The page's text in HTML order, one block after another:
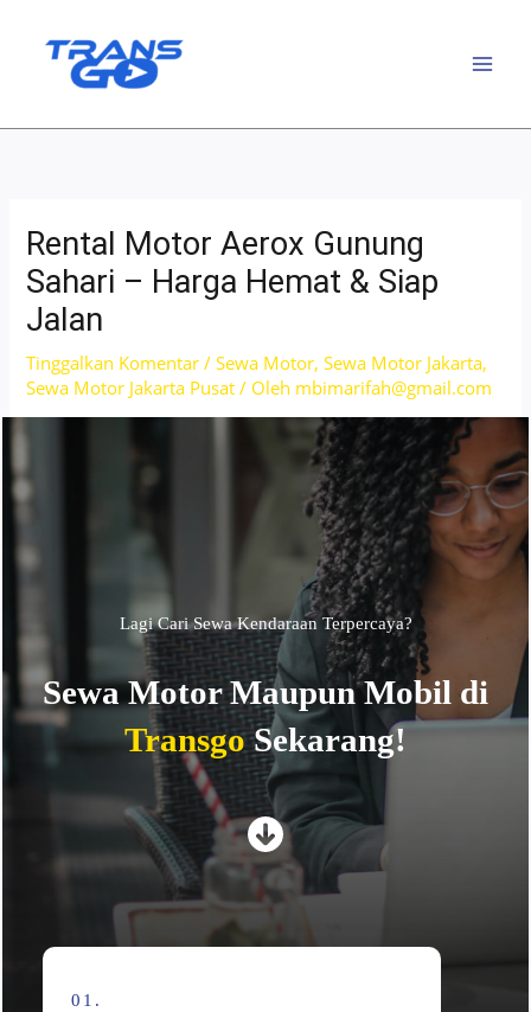
Rental Motor Aerox Gunung
Sahari – Harga Hemat & Siap
Jalan
Tinggalkan Komentar /Sewa Motor,Sewa Motor Jakarta,
Sewa Motor Jakarta Pusat / Oleh mbimarifah@gmail.com
Lagi Cari Sewa Kendaraan Terpercaya?
Sewa Motor Maupun Mobil di
Transgo Sekarang!
01.